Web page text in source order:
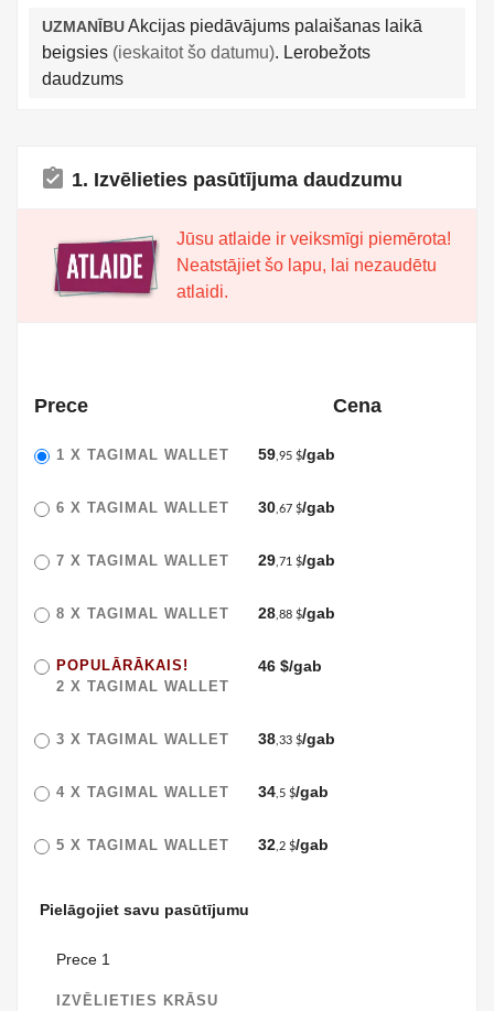
UZMANĪBUAkcijas piedāvājums palaišanas laikā
beigsies (ieskaitot šo datumu). Lerobežots
daudzums
assignment_turned_in 1. Izvēlieties pasūtījuma daudzumu
Jūsu atlaide ir veiksmīgi piemērota!
Neatstājiet šo lapu, lai nezaudētu
atlaidi.
Prece Cena
1 X TAGIMAL WALLET 59 ,95 $/gab
6 X TAGIMAL WALLET 30 ,67 $/gab
7 X TAGIMAL WALLET 29 ,71 $/gab
8 X TAGIMAL WALLET 28 ,88 $/gab
POPULĀRĀKAIS!
2 X TAGIMAL WALLET
46 $/gab
3 X TAGIMAL WALLET 38 ,33 $/gab
4 X TAGIMAL WALLET 34 ,5 $/gab
5 X TAGIMAL WALLET 32 ,2 $/gab
Pielāgojiet savu pasūtījumu
Prece 1
IZVĒLIETIES KRĀSU